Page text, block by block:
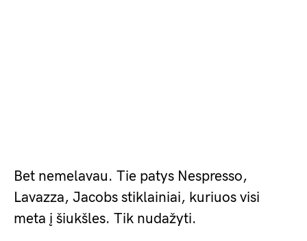
Bet nemelavau. Tie patys Nespresso,
Lavazza, Jacobs stiklainiai, kuriuos visi
meta į šiukšles. Tik nudažyti.